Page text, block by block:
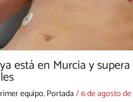
está en Murcia y
equipo,Portada/6 de agosto